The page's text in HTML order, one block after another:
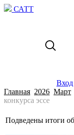
САТТ
Вход
Главная 2026 Март
конкурса эссе
Подведены итоги